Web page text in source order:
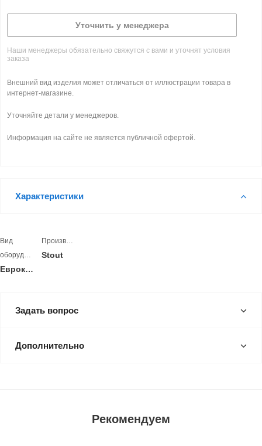
Уточнить у менеджера
Наши менеджеры обязательно свяжутся с вами и уточнят условия
заказа
Внешний вид изделия может отличаться от иллюстрации товара в
интернет-магазине.
Уточняйте детали у менеджеров.
Информация на сайте не является публичной офертой.
Характеристики
Вид
оборудования
Евроконус
Производитель
Stout
Задать вопрос
Дополнительно
Рекомендуем